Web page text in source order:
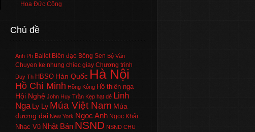
Hoa Đức Công
Chủ đề
Anh Ph Ballet Biên đạo Bông Sen Bộ Văn
Chuyen ke nhung chiec giay Chương trình
Duy Th HBSO Hàn Quốc Hà Nội
Hồ Chí Minh Hồng Kông Hồ thiên nga
Hội Nghệ John Huy Trần Kẹp hạt dẻ Linh
Nga Ly Ly Múa Việt Nam Múa
đương đại New York Ngọc Anh Ngọc Khải
Nhạc Vũ Nhật Bản NSND NSND CHU